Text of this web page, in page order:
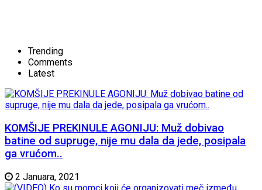
Trending
Comments
Latest
KOMŠIJE PREKINULE AGONIJU: Muž dobivao
batine od supruge, nije mu dala da jede, posipala
ga vrućom..
2 Januara, 2021